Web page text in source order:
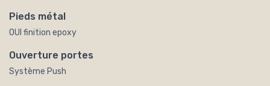
Pieds métal
OUI finition epoxy
Ouverture portes
Système Push